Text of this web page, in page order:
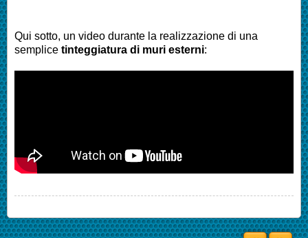
Qui sotto, un video durante la realizzazione di una
semplice tinteggiatura di muri esterni: